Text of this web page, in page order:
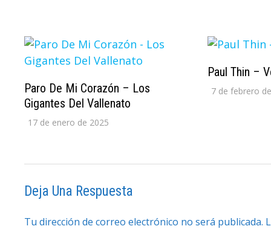
Paro De Mi Corazón – Los
Gigantes Del Vallenato
17 de enero de 2025
Paul Thin –
7 de febrero
Deja Una Respuesta
Tu dirección de correo electrónico no será publicada.